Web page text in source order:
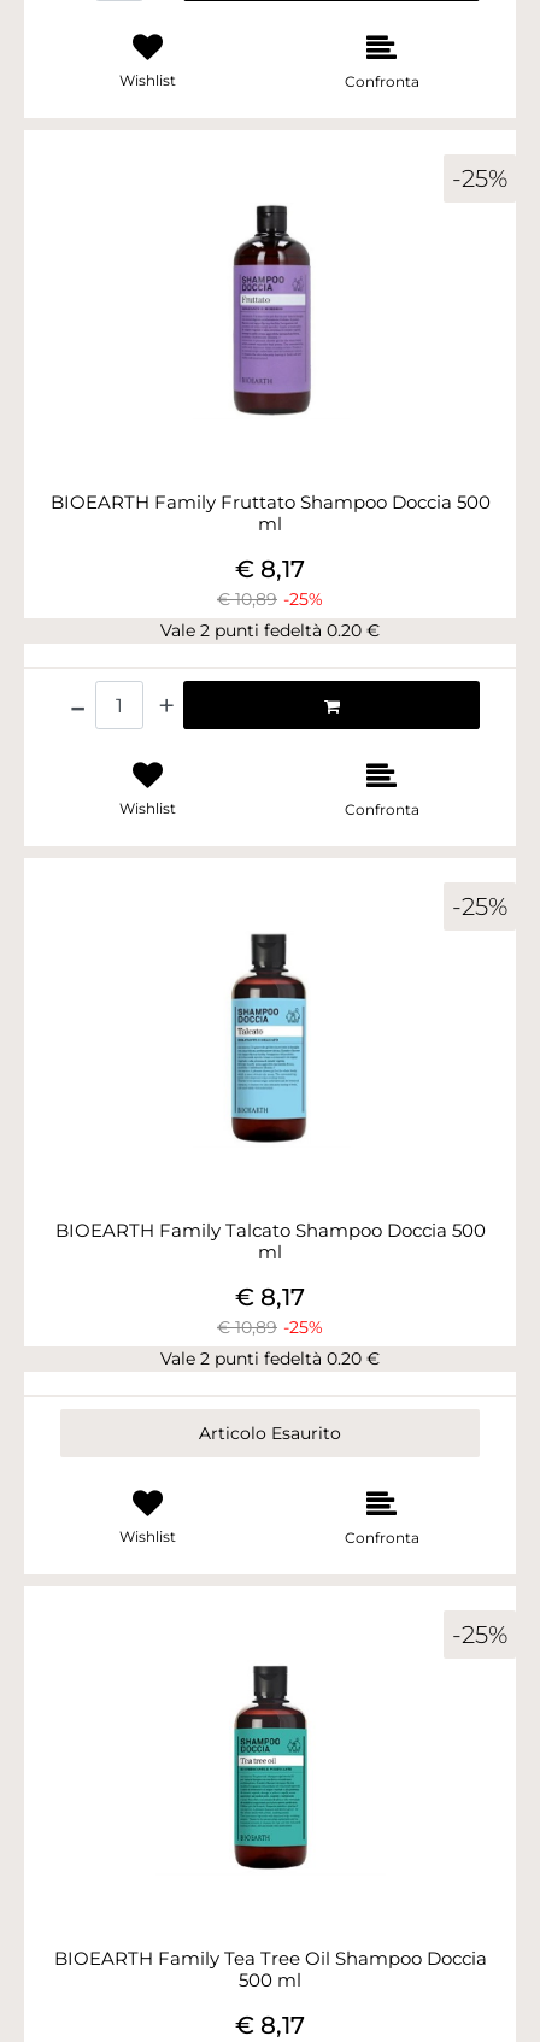
Wishlist Confronta
-25%
BIOEARTH Family Fruttato Shampoo Doccia 500
ml
€ 10,89 -25%
€ 8,17
Vale 2 punti fedeltà 0.20 €
Wishlist Confronta
-25%
BIOEARTH Family Talcato Shampoo Doccia 500
ml
€ 10,89 -25%
€ 8,17
Vale 2 punti fedeltà 0.20 €
Articolo Esaurito
Wishlist Confronta
-25%
BIOEARTH Family Tea Tree Oil Shampoo Doccia
500 ml
€ 8,17